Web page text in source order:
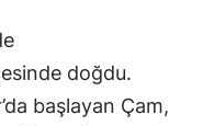
doğdu.
başlayan Çam,